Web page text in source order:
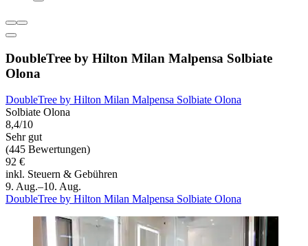
DoubleTree by Hilton Milan Malpensa Solbiate
Olona
DoubleTree by Hilton Milan Malpensa Solbiate Olona
Solbiate Olona
8,4/10
Sehr gut
(445 Bewertungen)
92 €
inkl. Steuern & Gebühren
9. Aug.–10. Aug.
DoubleTree by Hilton Milan Malpensa Solbiate Olona